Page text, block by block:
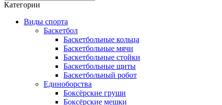
Категории
Виды спорта
Баскетбол
Баскетбольные кольца
Баскетбольные мячи
Баскетбольные стойки
Баскетбольные щиты
Баскетбольный робот
Единоборства
Боксёрские груши
Боксёрские мешки